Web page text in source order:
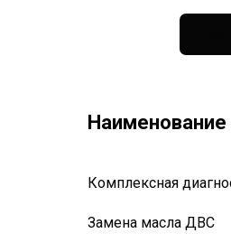
Наименование
Комплексная
Замена масла ДВС